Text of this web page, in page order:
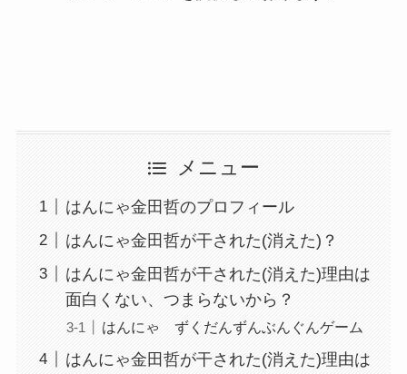
メニュー
はんにゃ金田哲のプロフィール
はんにゃ金田哲が干された(消えた)？
はんにゃ金田哲が干された(消えた)理由は
面白くない、つまらないから？
はんにゃ ずくだんずんぶんぐんゲーム
はんにゃ金田哲が干された(消えた)理由は